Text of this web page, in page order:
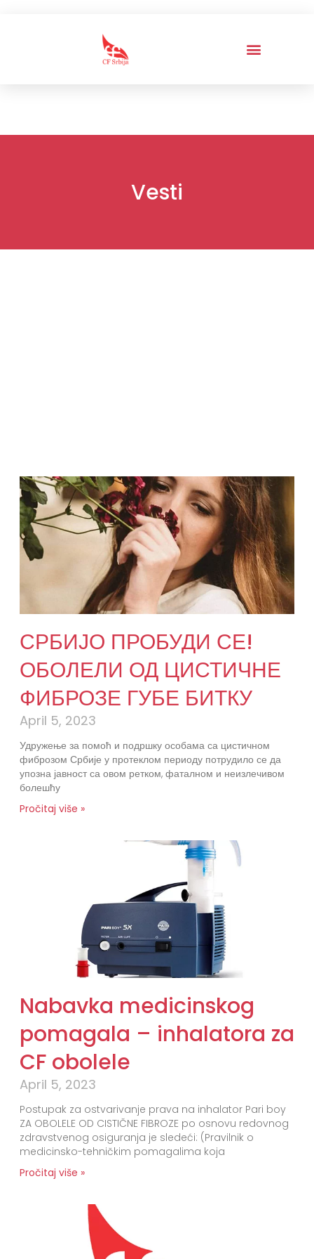
Vesti
СРБИЈО ПРОБУДИ СЕ!
ОБОЛЕЛИ ОД ЦИСТИЧНЕ
ФИБРОЗЕ ГУБЕ БИТКУ
April 5, 2023
Удружење за помоћ и подршку особама са цистичном
фиброзом Србије у протеклом периоду потрудило се да
упозна јавност са овом ретком, фаталном и неизлечивом
болешћу
Pročitaj više »
Nabavka medicinskog
pomagala – inhalatora za
CF obolele
April 5, 2023
Postupak za ostvarivanje prava na inhalator Pari boy
ZA OBOLELE OD CISTIČNE FIBROZE po osnovu redovnog
zdravstvenog osiguranja je sledeći: (Pravilnik o
medicinsko-tehničkim pomagalima koja
Pročitaj više »